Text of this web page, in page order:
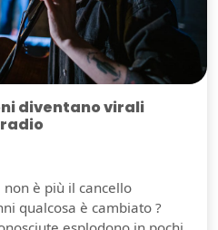
diventano virali
è più il cancello
qualcosa è cambiato ?